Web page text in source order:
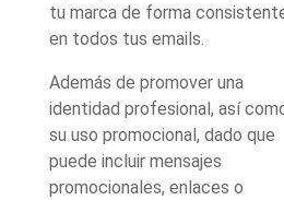
tu marca de forma
en todos tus emails.
Además de promover una
identidad profesional, así
su uso promocional, dado que
puede incluir mensajes
promocionales, enlaces o